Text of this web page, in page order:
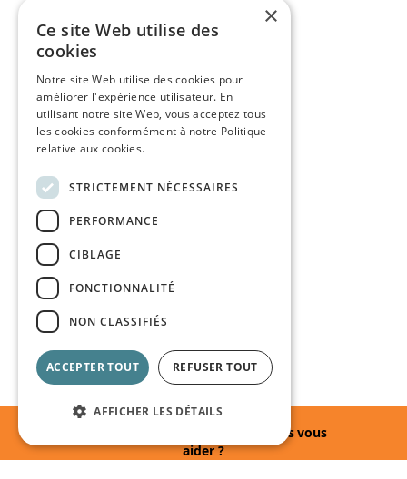
×
Ce site Web utilise des
cookies
Notre site Web utilise des cookies pour
améliorer l'expérience utilisateur. En
utilisant notre site Web, vous acceptez tous
les cookies conformément à notre Politique
relative aux cookies.
STRICTEMENT NÉCESSAIRES
PERFORMANCE
CIBLAGE
FONCTIONNALITÉ
NON CLASSIFIÉS
ACCEPTER TOUT REFUSER TOUT
AFFICHER LES DÉTAILS